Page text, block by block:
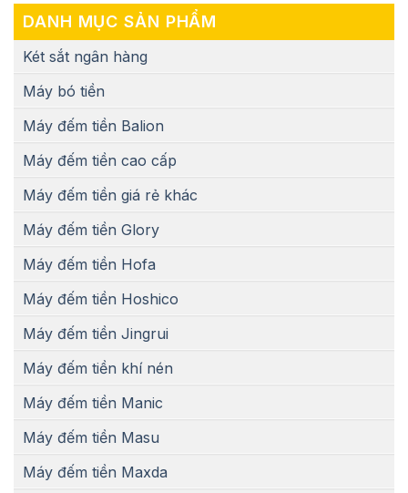
DANH MỤC SẢN PHẨM
Két sắt ngân hàng
Máy bó tiền
Máy đếm tiền Balion
Máy đếm tiền cao cấp
Máy đếm tiền giá rẻ khác
Máy đếm tiền Glory
Máy đếm tiền Hofa
Máy đếm tiền Hoshico
Máy đếm tiền Jingrui
Máy đếm tiền khí nén
Máy đếm tiền Manic
Máy đếm tiền Masu
Máy đếm tiền Maxda